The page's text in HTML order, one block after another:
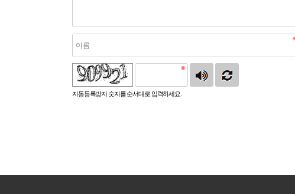
자동등록방지 숫자를 순서대로 입력하세요.